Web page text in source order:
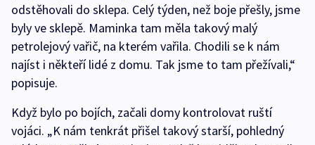
odstěhovali do sklepa. Celý týden, než boje přešly, jsme
byly ve sklepě. Maminka tam měla takový malý
petrolejový vařič, na kterém vařila. Chodili se k nám
najíst i někteří lidé z domu. Tak jsme to tam přežívali,“
popisuje.
Když bylo po bojích, začali domy kontrolovat ruští
vojáci. „K nám tenkrát přišel takový starší, pohledný